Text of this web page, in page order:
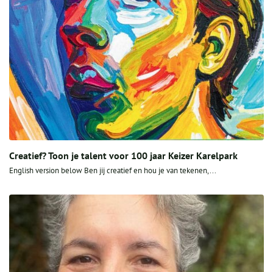
Creatief? Toon je talent voor 100 jaar Keizer Karelpark
English version below Ben jij creatief en hou je van tekenen,...